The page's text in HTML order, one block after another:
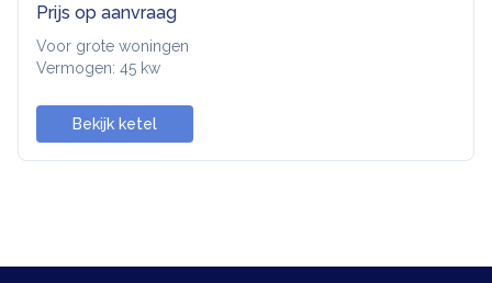
Prijs op aanvraag
Voor grote woningen
Vermogen: 45 kw
Bekijk ketel